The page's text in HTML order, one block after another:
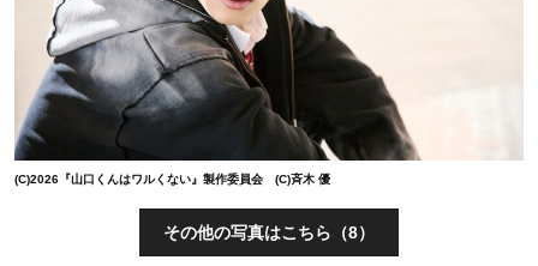
(C)2026『山口くんはワルくない』製作委員会 (C)斉木 優
その他の写真はこちら（8）